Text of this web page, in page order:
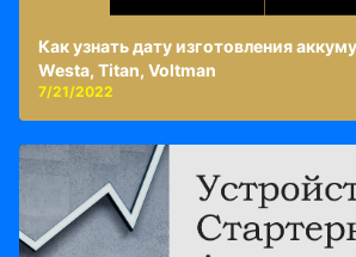
Как узнать дату изготовления
Westa, Titan, Voltman
7/21/2022